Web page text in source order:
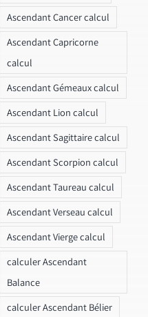
Ascendant Cancer calcul
Ascendant Capricorne
calcul
Ascendant Gémeaux calcul
Ascendant Lion calcul
Ascendant Sagittaire calcul
Ascendant Scorpion calcul
Ascendant Taureau calcul
Ascendant Verseau calcul
Ascendant Vierge calcul
calculer Ascendant
Balance
calculer Ascendant Bélier